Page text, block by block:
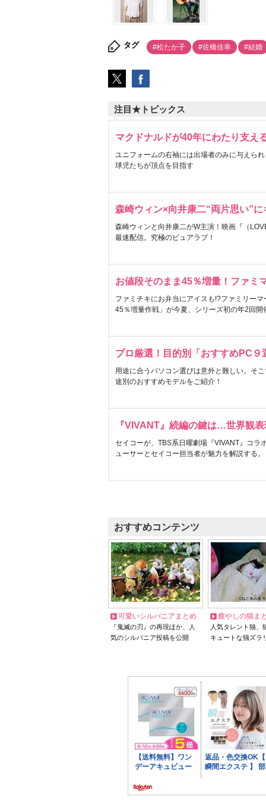
タグ #松たか子 #佐橋佳幸 #結婚
注目★トピックス
マクドナルドが40年にわたり支え
ユニフォームの右袖には出場者のみに与えら
球児たちが頂点を目指す
森崎ウィン×向井康二“両片思い”
森崎ウィンと向井康二がW主演！映画『（
最速配信。究極のピュアラブ！
お値段そのまま45％増量！ファミ
ファミチキにお弁当にアイスも!?ファミリー
45％増量作戦」が今夏、シリーズ初の年2回開
プロ厳選！目的別「おすすめPC９
用途に合うパソコン選びは意外と難しい。そ
途別のおすすめモデルをご紹介！
『VIVANT』続編の鍵は…世界観
セイコーが、TBS系日曜劇場『VIVANT』コラ
ューサーとセイコー担当者が魅力を解説する。
おすすめコンテンツ
可愛いシルバニアまとめ
『鬼滅の刃』の再現ほか、人
気のシルバニア投稿を公開
癒やしの猫ま
人気タレント猫
キュートな猫ズラ